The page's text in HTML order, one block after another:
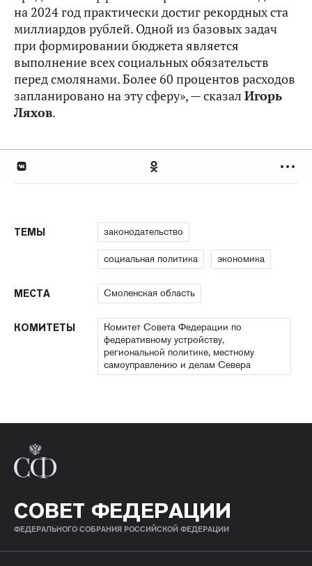
на 2024 год практически достиг рекордных ста
миллиардов рублей. Одной из базовых задач
при формировании бюджета является
выполнение всех социальных обязательств
перед смолянами. Более 60 процентов расходов
запланировано на эту сферу», — сказал Игорь
Ляхов.
ТЕМЫ законодательство
социальная политика экономика
МЕСТА Смоленская область
КОМИТЕТЫ
Комитет Совета Федерации по
федеративному устройству,
региональной политике, местному
самоуправлению и делам Севера
СОВЕТ ФЕДЕРАЦИИ
ФЕДЕРАЛЬНОГО СОБРАНИЯ РОССИЙСКОЙ ФЕДЕРАЦИИ